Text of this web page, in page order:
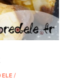
/